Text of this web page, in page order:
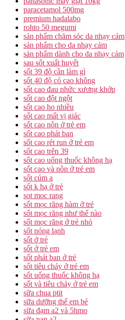
paracetamol 500mg
premium hadalabo
rohto 50 megumi
sản phẩm chăm sóc da nhạy cảm
sản phẩm cho da nhạy cảm
sản phẩm dành cho da nhạy cảm
sau sốt xuất huyết
sốt 39 độ cần làm gì
sốt 40 độ có cao không
sốt cao đau nhức xương khớp
sốt cao đột ngột
sốt cao ho nhiều
sốt cao mất vị giác
sốt cao nôn ở trẻ em
sốt cao phát ban
sốt cao rét run ở trẻ em
sốt cao trên 39
sốt cao uống thuốc không hạ
sốt cao và nôn ở trẻ em
sốt cúm a
sốt k hạ ở trẻ
sot moc rang
sốt mọc răng hàm ở trẻ
sốt mọc răng như thế nào
sốt mọc răng ở trẻ nhỏ
sốt nóng lạnh
sốt ở trẻ
sốt ở trẻ em
sốt phát ban ở trẻ
sốt tiêu chảy ở trẻ em
sốt uống thuốc không hạ
sốt và tiêu chảy ở trẻ em
sữa chua ptit
sữa dưỡng thể em bé
sữa đạm a2 và 5hmo